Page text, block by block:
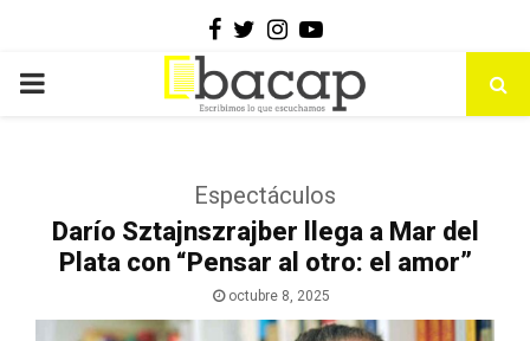
Facebook
Twitter
Instagram
Youtube
PRIMARY
Espectáculos
Darío Sztajnszrajber llega a Mar del
Plata con “Pensar al otro: el amor”
octubre 8, 2025